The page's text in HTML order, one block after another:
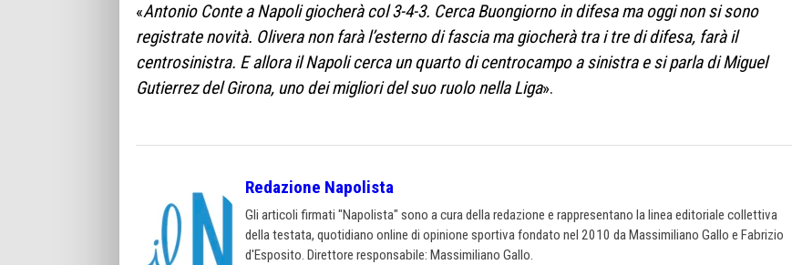
«Antonio Conte a Napoli giocherà col 3-4-3. Cerca Buongiorno in difesa ma oggi non si sono
registrate novità. Olivera non farà l’esterno di fascia ma giocherà tra i tre di difesa, farà il
centrosinistra. E allora il Napoli cerca un quarto di centrocampo a sinistra e si parla di Miguel
Gutierrez del Girona, uno dei migliori del suo ruolo nella Liga».
Redazione Napolista
Gli articoli firmati "Napolista" sono a cura della redazione e rappresentano la linea editoriale collettiva
della testata, quotidiano online di opinione sportiva fondato nel 2010 da Massimiliano Gallo e Fabrizio
d'Esposito. Direttore responsabile: Massimiliano Gallo.